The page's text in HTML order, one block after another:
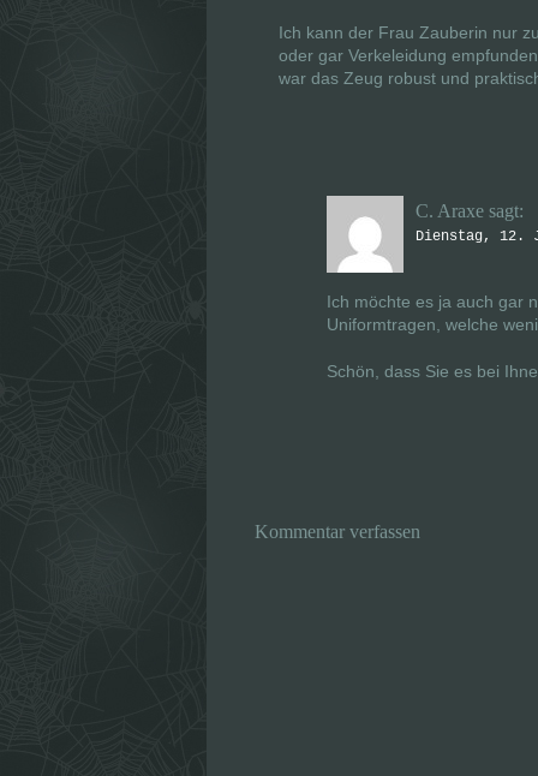
Ich kann der Frau Zauberin nur
oder gar Verkeleidung
war das Zeug robust und
C. Araxe sagt:
Dienstag, 12.
Ich möchte es ja auch gar
Uniformtragen, welche
Schön, dass Sie es bei
Kommentar verfassen